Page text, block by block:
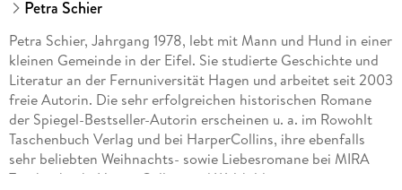
Petra Schier
Petra Schier, Jahrgang 1978, lebt mit Mann und Hund in einer
kleinen Gemeinde in der Eifel. Sie studierte Geschichte und
Literatur an der Fernuniversität Hagen und arbeitet seit 2003
freie Autorin. Die sehr erfolgreichen historischen Romane
der Spiegel-Bestseller-Autorin erscheinen u. a. im Rowohlt
Taschenbuch Verlag und bei HarperCollins, ihre ebenfalls
sehr beliebten Weihnachts- sowie Liebesromane bei MIRA
Taschenbuch, HarperCollins und Weltbild.